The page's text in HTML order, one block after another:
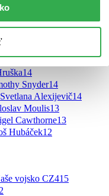
Brzkovský16
Opatrný
Kováč
Fukala14
14
Snyder14
Svetlana Alexijevič14
Moulis13
Cawthorne13
Hubáček12
vojsko CZ415